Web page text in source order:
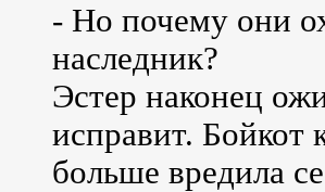
- Но почему они
наследник?
Эстер наконец
исправит. Бойкот
больше вредила